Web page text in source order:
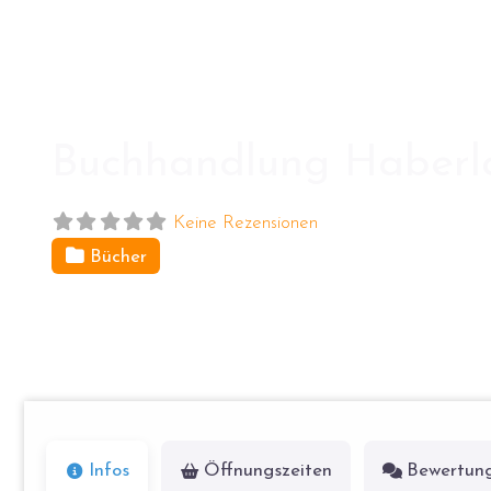
Keine Rezensionen
Bücher
Infos Öffnungszeiten